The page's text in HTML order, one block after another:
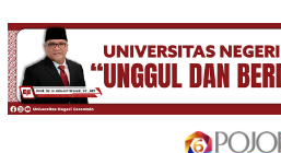
Skip
to
content